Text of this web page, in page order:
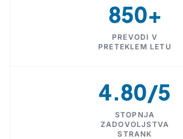
850+
PREVODI V
PRETEKLEM LETU
4.80/5
STOPNJA
ZADOVOLJSTVA
STRANK